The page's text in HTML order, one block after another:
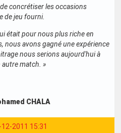
concrétiser les occasions
de jeu fourni.
était pour nous plus riche en
nous avons gagné une expérience
nous serions aujourd'hui à
autre match. »
CHALA
12-2011 15:31